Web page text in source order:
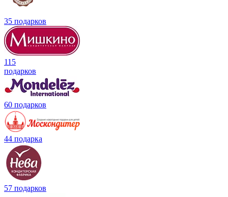
35 подарков
115
подарков
60 подарков
44 подарка
57 подарков